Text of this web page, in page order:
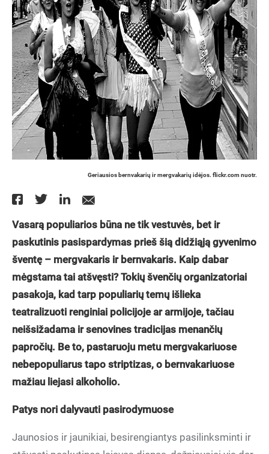
Geriausios bernvakarių ir mergvakarių idėjos. flickr.com nuotr.
Vasarą populiarios būna ne tik vestuvės, bet ir
paskutinis pasispardymas prieš šią didžiąją gyvenimo
šventę – mergvakaris ir bernvakaris. Kaip dabar
mėgstama tai atšvęsti? Tokių švenčių organizatoriai
pasakoja, kad tarp populiarių temų išlieka
teatralizuoti renginiai policijoje ar armijoje, tačiau
neišsižadama ir senovines tradicijas menančių
papročių. Be to, pastaruoju metu mergvakariuose
nebepopuliarus tapo striptizas, o bernvakariuose
mažiau liejasi alkoholio.
Patys nori dalyvauti pasirodymuose
Jaunosios ir jaunikiai, besirengiantys pasilinksminti ir